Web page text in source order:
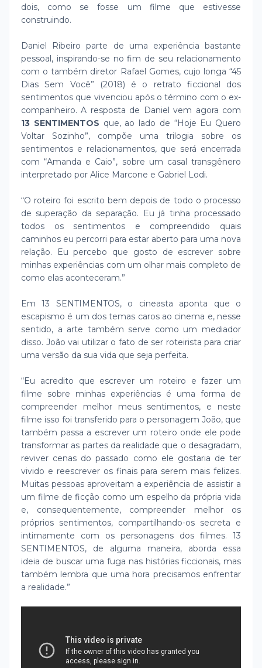
dois, como se fosse um filme que estivesse
construindo.
Daniel Ribeiro parte de uma experiência bastante
pessoal, inspirando-se no fim de seu relacionamento
com o também diretor Rafael Gomes, cujo longa “45
Dias Sem Você” (2018) é o retrato ficcional dos
sentimentos que vivenciou após o término com o ex-
companheiro. A resposta de Daniel vem agora com
13 SENTIMENTOS que, ao lado de “Hoje Eu Quero
Voltar Sozinho”, compõe uma trilogia sobre os
sentimentos e relacionamentos, que será encerrada
com “Amanda e Caio”, sobre um casal transgênero
interpretado por Alice Marcone e Gabriel Lodi.
“O roteiro foi escrito bem depois de todo o processo
de superação da separação. Eu já tinha processado
todos os sentimentos e compreendido quais
caminhos eu percorri para estar aberto para uma nova
relação. Eu percebo que gosto de escrever sobre
minhas experiências com um olhar mais completo de
como elas aconteceram.”
Em 13 SENTIMENTOS, o cineasta aponta que o
escapismo é um dos temas caros ao cinema e, nesse
sentido, a arte também serve como um mediador
disso. João vai utilizar o fato de ser roteirista para criar
uma versão da sua vida que seja perfeita.
“Eu acredito que escrever um roteiro e fazer um
filme sobre minhas experiências é uma forma de
compreender melhor meus sentimentos, e neste
filme isso foi transferido para o personagem João, que
também passa a escrever um roteiro onde ele pode
transformar as partes da realidade que o desagradam,
reviver cenas do passado como ele gostaria de ter
vivido e reescrever os finais para serem mais felizes.
Muitas pessoas aproveitam a experiência de assistir a
um filme de ficção como um espelho da própria vida
e, consequentemente, compreender melhor os
próprios sentimentos, compartilhando-os secreta e
intimamente com os personagens dos filmes. 13
SENTIMENTOS, de alguma maneira, aborda essa
ideia de buscar uma fuga nas histórias ficcionais, mas
também lembra que uma hora precisamos enfrentar
a realidade.”